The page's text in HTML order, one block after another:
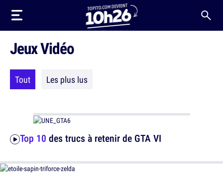
Jeux Vidéo
Tout Les plus lus
Top 10 des trucs à retenir de GTA VI